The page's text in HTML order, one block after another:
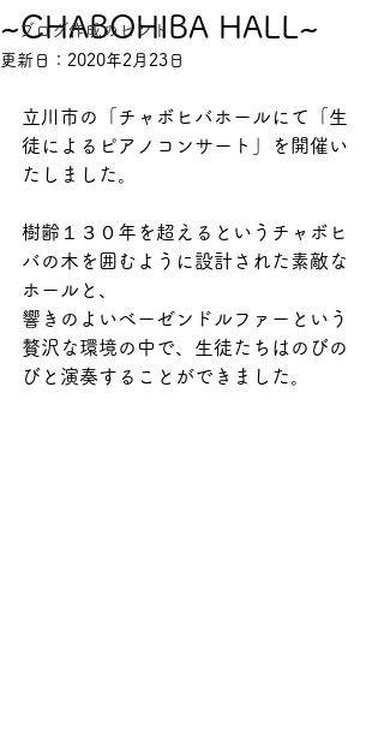
ブログ作成のヒント
~CHABOHIBA HALL~
更新日： 2020年2月23日
立川市の「チャボヒバホールにて「生
徒によるピアノコンサート」を開催い
たしました。
樹齢１３０年を超えるというチャボヒ
バの木を囲むように設計された素敵な
ホールと、
響きのよいベーゼンドルファーという
贅沢な環境の中で、生徒たちはのびの
びと演奏することができました。